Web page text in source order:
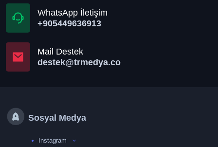
WhatsApp İletişim
+905449636913
Mail Destek
destek@trmedya.co
Sosyal Medya
Instagram